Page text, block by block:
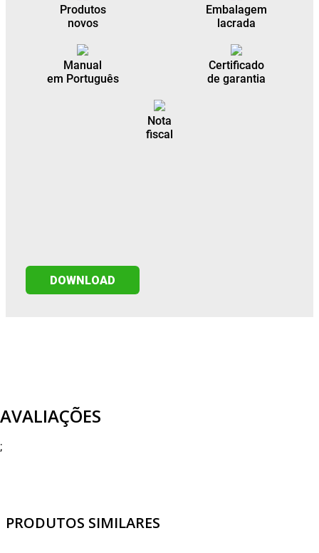
Produtos
novos
Embalagem
lacrada
Manual
em Português
DOWNLOAD
Certificado
de garantia
Nota
fiscal
AVALIAÇÕES
;
PRODUTOS SIMILARES